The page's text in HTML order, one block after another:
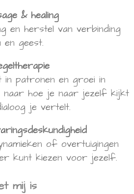
& healing
en herstel van verbinding
en geest.
in patronen en groei in
naar hoe je naar jezelf kijkt
je vertelt.
of overtuigingen
kunt kiezen voor jezelf.
mij is